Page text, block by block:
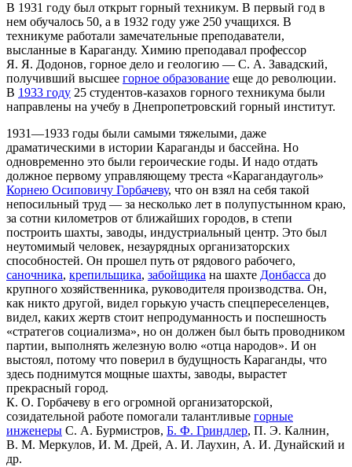
В 1931 году был открыт горный техникум. В первый год в
нем обучалось 50, а в 1932 году уже 250 учащихся. В
техникуме работали замечательные преподаватели,
высланные в Караганду. Химию преподавал профессор
Я. Я. Додонов, горное дело и геологию — С. А. Завадский,
получивший высшее горное образование еще до революции.
В 1933 году 25 студентов-казахов горного техникума были
направлены на учебу в Днепропетровский горный институт.
1931—1933 годы были самыми тяжелыми, даже
драматическими в истории Караганды и бассейна. Но
одновременно это были героические годы. И надо отдать
должное первому управляющему треста «Карагандауголь»
Корнею Осиповичу Горбачеву, что он взял на себя такой
непосильный труд — за несколько лет в полупустынном краю,
за сотни километров от ближайших городов, в степи
построить шахты, заводы, индустриальный центр. Это был
неутомимый человек, незаурядных организаторских
способностей. Он прошел путь от рядового рабочего,
саночника, крепильщика, забойщика на шахте Донбасса до
крупного хозяйственника, руководителя производства. Он,
как никто другой, видел горькую участь спецпереселенцев,
видел, каких жертв стоит непродуманность и поспешность
«стратегов социализма», но он должен был быть проводником
партии, выполнять железную волю «отца народов». И он
выстоял, потому что поверил в будущность Караганды, что
здесь поднимутся мощные шахты, заводы, вырастет
прекрасный город.
К. О. Горбачеву в его огромной организаторской,
созидательной работе помогали талантливые горные
инженеры С. А. Бурмистров, Б. Ф. Гриндлер, П. Э. Калнин,
В. М. Меркулов, И. М. Дрей, А. И. Лаухин, А. И. Дунайский и
др.